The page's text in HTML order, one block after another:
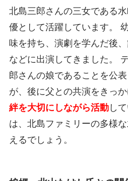
北島三郎さんの三女である
優として活躍しています。
味を持ち、演劇を学んだ後
などに出演してきました。
郎さんの娘であることを公
が、後に父との共演をきっか
絆を大切にしながら活動し
は、北島ファミリーの多様
えるでしょう。